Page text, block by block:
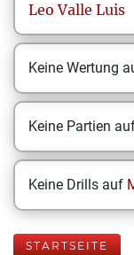
Leo Valle Luis
Keine Wertung
Keine Partien
Keine Drills auf
STARTSEITE